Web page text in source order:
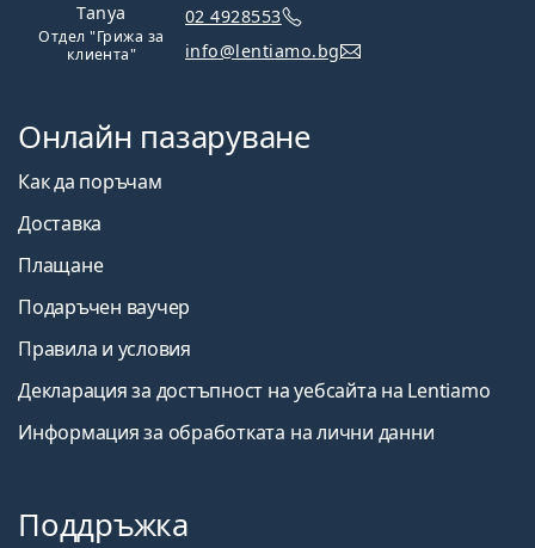
Tanya
Отдел "Грижа за
клиента"
02 4928553
info@lentiamo.bg
Онлайн пазаруване
Как да поръчам
Доставка
Плащане
Подаръчен ваучер
Правила и условия
Декларация за достъпност на уебсайта на Lentiamo
Информация за обработката на лични данни
Поддръжка